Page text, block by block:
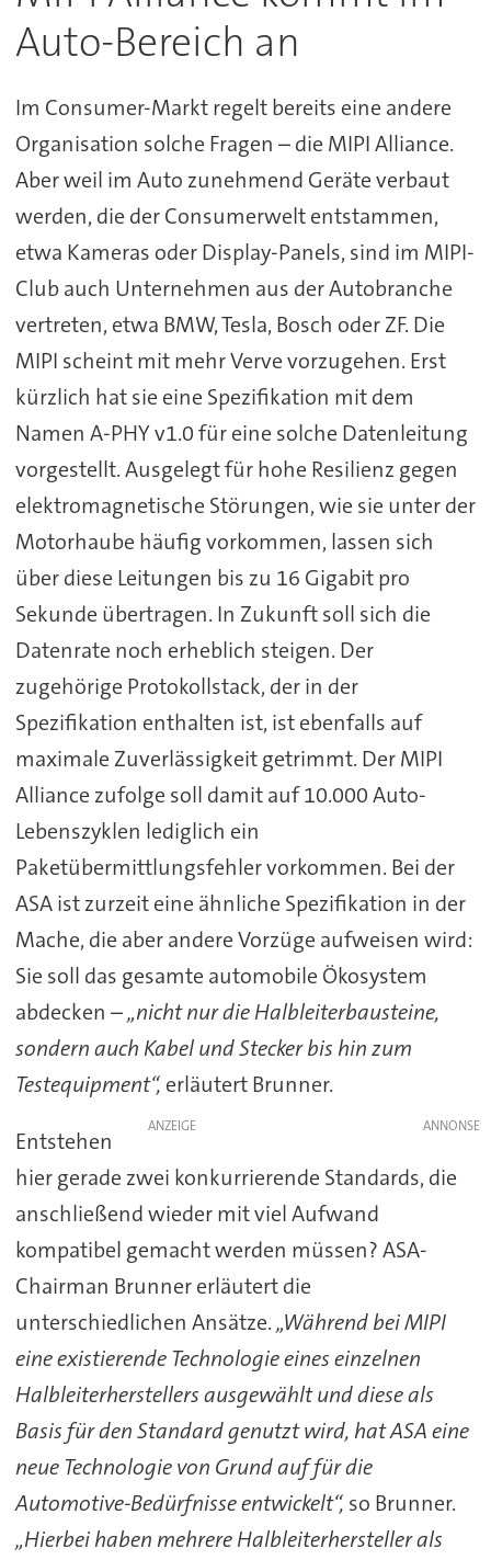
Auto-Bereich an
Im Consumer-Markt regelt bereits eine andere
Organisation solche Fragen – die MIPI Alliance.
Aber weil im Auto zunehmend Geräte verbaut
werden, die der Consumerwelt entstammen,
etwa Kameras oder Display-Panels, sind im MIPI-
Club auch Unternehmen aus der Autobranche
vertreten, etwa BMW, Tesla, Bosch oder ZF. Die
MIPI scheint mit mehr Verve vorzugehen. Erst
kürzlich hat sie eine Spezifikation mit dem
Namen A-PHY v1.0 für eine solche Datenleitung
vorgestellt. Ausgelegt für hohe Resilienz gegen
elektromagnetische Störungen, wie sie unter der
Motorhaube häufig vorkommen, lassen sich
über diese Leitungen bis zu 16 Gigabit pro
Sekunde übertragen. In Zukunft soll sich die
Datenrate noch erheblich steigen. Der
zugehörige Protokollstack, der in der
Spezifikation enthalten ist, ist ebenfalls auf
maximale Zuverlässigkeit getrimmt. Der MIPI
Alliance zufolge soll damit auf 10.000 Auto-
Lebenszyklen lediglich ein
Paketübermittlungsfehler vorkommen. Bei der
ASA ist zurzeit eine ähnliche Spezifikation in der
Mache, die aber andere Vorzüge aufweisen wird:
Sie soll das gesamte automobile Ökosystem
abdecken –„nicht nur die Halbleiterbausteine,
sondern auch Kabel und Stecker bis hin zum
Testequipment“, erläutert Brunner.
ANZEIGE
Entstehen
hier gerade zwei konkurrierende Standards, die
anschließend wieder mit viel Aufwand
kompatibel gemacht werden müssen? ASA-
Chairman Brunner erläutert die
unterschiedlichen Ansätze.„Während bei MIPI
eine existierende Technologie eines einzelnen
Halbleiterherstellers ausgewählt und diese als
Basis für den Standard genutzt wird, hat ASA eine
neue Technologie von Grund auf für die
Automotive-Bedürfnisse entwickelt“, so Brunner.
„Hierbei haben mehrere Halbleiterhersteller als